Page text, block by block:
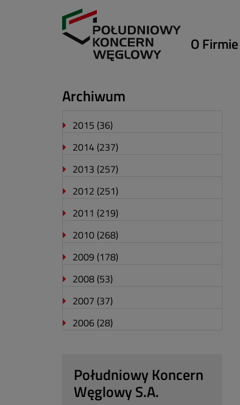
Główna
O Firmie
Archiwum
2015 (36)
2014 (237)
2013 (257)
2012 (251)
2011 (219)
2010 (268)
2009 (178)
2008 (53)
2007 (37)
2006 (28)
Południowy Koncern
Węglowy S.A.